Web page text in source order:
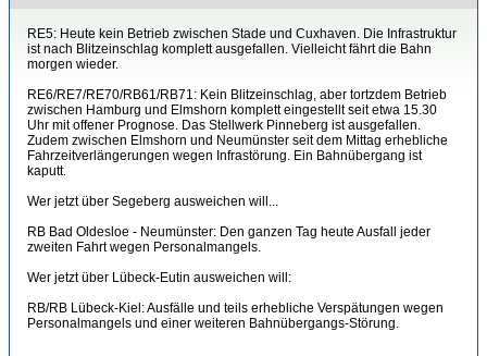
RE5: Heute kein Betrieb zwischen Stade und Cuxhaven. Die Infrastruktur
ist nach Blitzeinschlag komplett ausgefallen. Vielleicht fährt die Bahn
morgen wieder.
RE6/RE7/RE70/RB61/RB71: Kein Blitzeinschlag, aber tortzdem Betrieb
zwischen Hamburg und Elmshorn komplett eingestellt seit etwa 15.30
Uhr mit offener Prognose. Das Stellwerk Pinneberg ist ausgefallen.
Zudem zwischen Elmshorn und Neumünster seit dem Mittag erhebliche
Fahrzeitverlängerungen wegen Infrastörung. Ein Bahnübergang ist
kaputt.
Wer jetzt über Segeberg ausweichen will...
RB Bad Oldesloe - Neumünster: Den ganzen Tag heute Ausfall jeder
zweiten Fahrt wegen Personalmangels.
Wer jetzt über Lübeck-Eutin ausweichen will:
RB/RB Lübeck-Kiel: Ausfälle und teils erhebliche Verspätungen wegen
Personalmangels und einer weiteren Bahnübergangs-Störung.